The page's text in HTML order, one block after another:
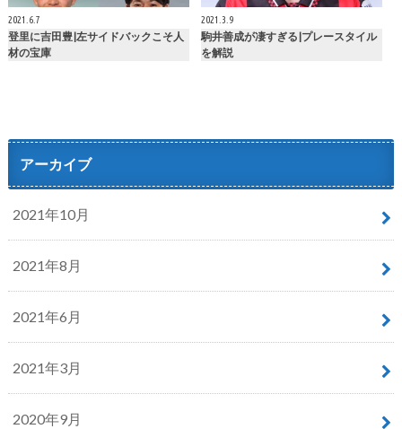
2021.6.7
登里に吉田豊|左サイドバックこそ人
材の宝庫
2021.3.9
駒井善成が凄すぎる|プレースタイル
を解説
アーカイブ
2021年10月
2021年8月
2021年6月
2021年3月
2020年9月